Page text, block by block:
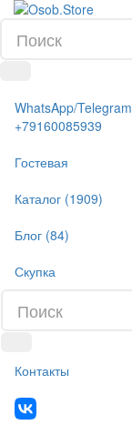
WhatsApp/Telegram
+79160085939
Гостевая
Каталог (1909)
Блог (84)
Скупка
Контакты